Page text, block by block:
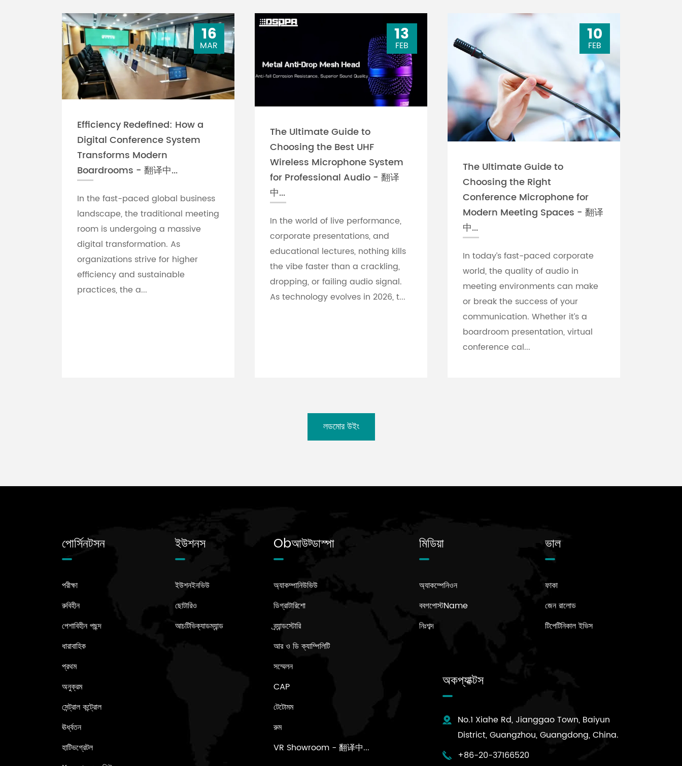
16
MAR
Efficiency Redefined: How a
Digital Conference System
Transforms Modern
Boardrooms - 翻译中...
In the fast-paced global business
landscape, the traditional meeting
room is undergoing a massive
digital transformation. As
organizations strive for higher
efficiency and sustainable
practices, the a...
13
FEB
The Ultimate Guide to
Choosing the Best UHF
Wireless Microphone System
for Professional Audio - 翻译
中...
In the world of live performance,
corporate presentations, and
educational lectures, nothing kills
the vibe faster than a crackling,
dropping, or failing audio signal.
As technology evolves in 2026, t...
10
FEB
The Ultimate Guide to
Choosing the Right
Conference Microphone for
Modern Meeting Spaces - 翻译
中...
In today’s fast-paced corporate
world, the quality of audio in
meeting environments can make
or break the success of your
communication. Whether it’s a
boardroom presentation, virtual
conference cal...
লডমোর উইং
পোর্সিনটসন
পরীক্ষা
রুবিহীন
পেশাবিহীন পছন্দ
ধারাবাহিক
প্রথম
অনুক্রম
সেন্ট্রাল কন্ট্রোল
ঊর্ধ্বতন
হাটিভগ্রেটল
ইউশনস
ইউশনইনভিউ
ছোটারিও
আচটিভিক্যাডম্যান্ড
Obআউট্ডাস্পা
অ্যাকম্পানিউভিউ
ডিগ্রাটারিশো
ব্র্যান্ডস্টোরি
আর ও ডি ক্যাম্পিলিটি
সম্মেলন
CAP
টেটোমম
রুম
VR Showroom - 翻译中...
মিডিয়া
অ্যাকম্পেনিওন
ববগপোস্টName
নিঃশব্দ
ভাল
ফাকা
জেন রালোড
টিপেটিনিকাল ইভিস
অকপ্যাক্টস
No.1 Xiahe Rd, Jianggao Town, Baiyun
District, Guangzhou, Guangdong, China.
+86-20-37166520